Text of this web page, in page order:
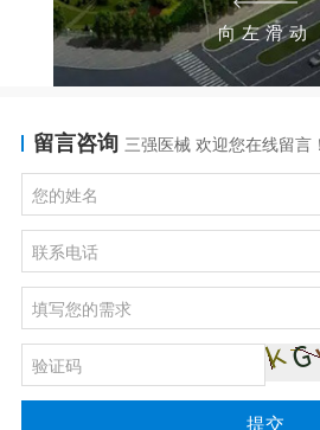
向左滑动
留言咨询 三强医械 欢迎您在线留言！
提交